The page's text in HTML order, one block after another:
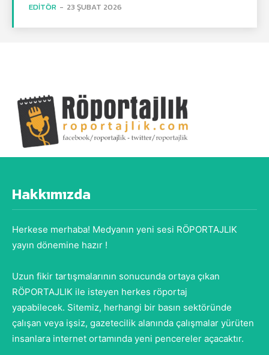
EDITÖR - 23 ŞUBAT 2026
Hakkımızda
Herkese merhaba! Medyanın yeni sesi RÖPORTAJLIK
yayın dönemine hazır !
Uzun fikir tartışmalarının sonucunda ortaya çıkan
RÖPORTAJLIK ile isteyen herkes röportaj
yapabilecek. Sitemiz, herhangi bir basın sektöründe
çalışan veya işsiz, gazetecilik alanında çalışmalar yürüten
insanlara internet ortamında yeni pencereler açacaktır.